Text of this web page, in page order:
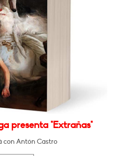
presenta "Extrañas"
con Antón Castro